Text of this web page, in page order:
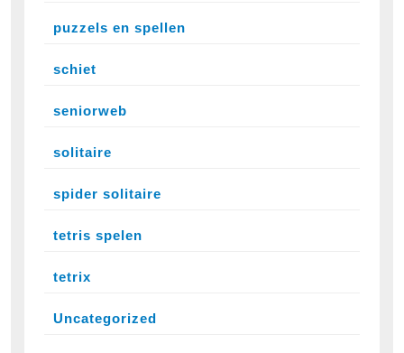
puzzels en spellen
schiet
seniorweb
solitaire
spider solitaire
tetris spelen
tetrix
Uncategorized